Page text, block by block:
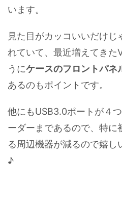
います。
見た目がカッコいいだけじ
れていて、最近増えてきた
うにケースのフロントパネ
あるのもポイントです。
他にもUSB3.0ポートが４
ーダーまであるので、特に
る周辺機器が減るので嬉
♪